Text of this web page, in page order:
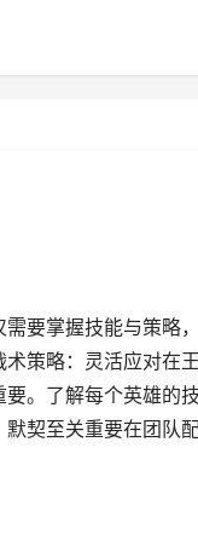
要掌握技能与策略
策略：灵活应对在
。了解每个英雄的
契至关重要在团队